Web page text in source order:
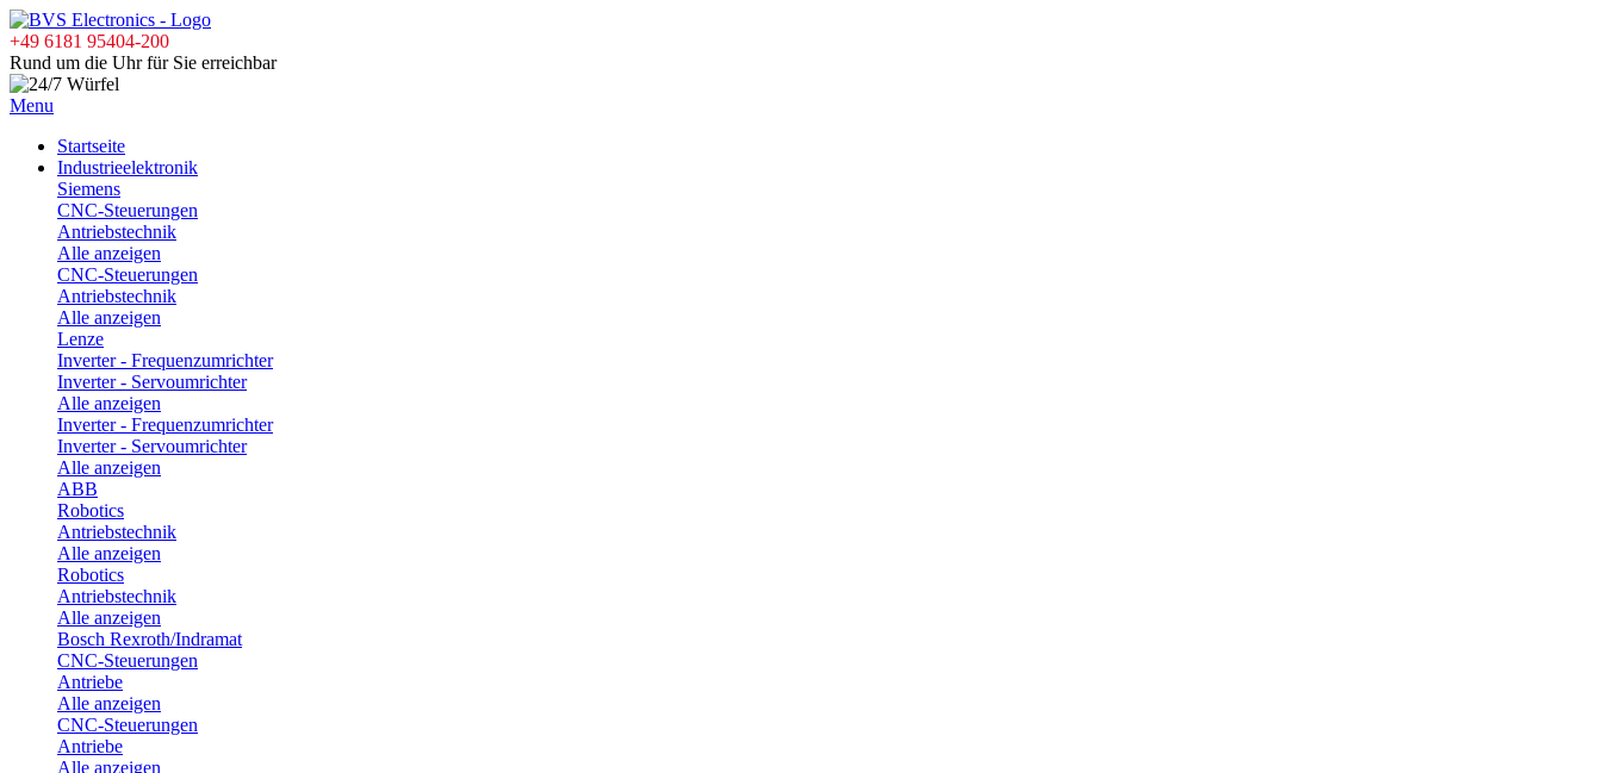
+49 6181 95404-200
Rund um die Uhr für Sie erreichbar
Menu
Startseite
Industrieelektronik
Siemens
CNC-Steuerungen
Antriebstechnik
Alle anzeigen
CNC-Steuerungen
Antriebstechnik
Alle anzeigen
Lenze
Inverter - Frequenzumrichter
Inverter - Servoumrichter
Alle anzeigen
Inverter - Frequenzumrichter
Inverter - Servoumrichter
Alle anzeigen
ABB
Robotics
Antriebstechnik
Alle anzeigen
Robotics
Antriebstechnik
Alle anzeigen
Bosch Rexroth/Indramat
CNC-Steuerungen
Antriebe
Alle anzeigen
CNC-Steuerungen
Antriebe
Alle anzeigen